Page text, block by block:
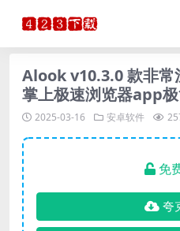
Alook v10.3.0 款非常
掌上极速浏览器app
2025-03-16 安卓软件
免
夸